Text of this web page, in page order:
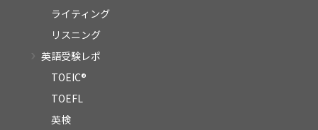
ライティング
リスニング
英語受験レポ
TOEIC®
TOEFL
英検